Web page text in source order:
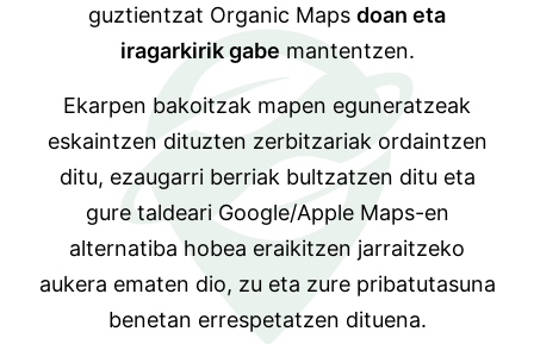
guztientzat Organic Maps doan eta
iragarkirik gabe mantentzen.
Ekarpen bakoitzak mapen eguneratzeak
eskaintzen dituzten zerbitzariak ordaintzen
ditu, ezaugarri berriak bultzatzen ditu eta
gure taldeari Google/Apple Maps-en
alternatiba hobea eraikitzen jarraitzeko
aukera ematen dio, zu eta zure pribatutasuna
benetan errespetatzen dituena.